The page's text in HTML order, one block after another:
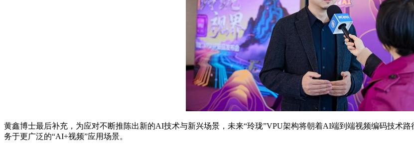
黄鑫博士最后补充，为应对不断推陈出新的AI技术与新兴场景，未来“玲珑”VPU架构将朝着AI端到端视频编码技术
务于更广泛的“AI+视频”应用场景。